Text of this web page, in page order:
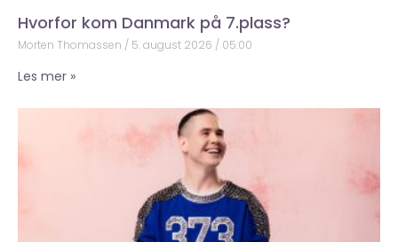
Hvorfor kom Danmark på 7.plass?
Morten Thomassen 5. august 2026 05:00
Les mer »